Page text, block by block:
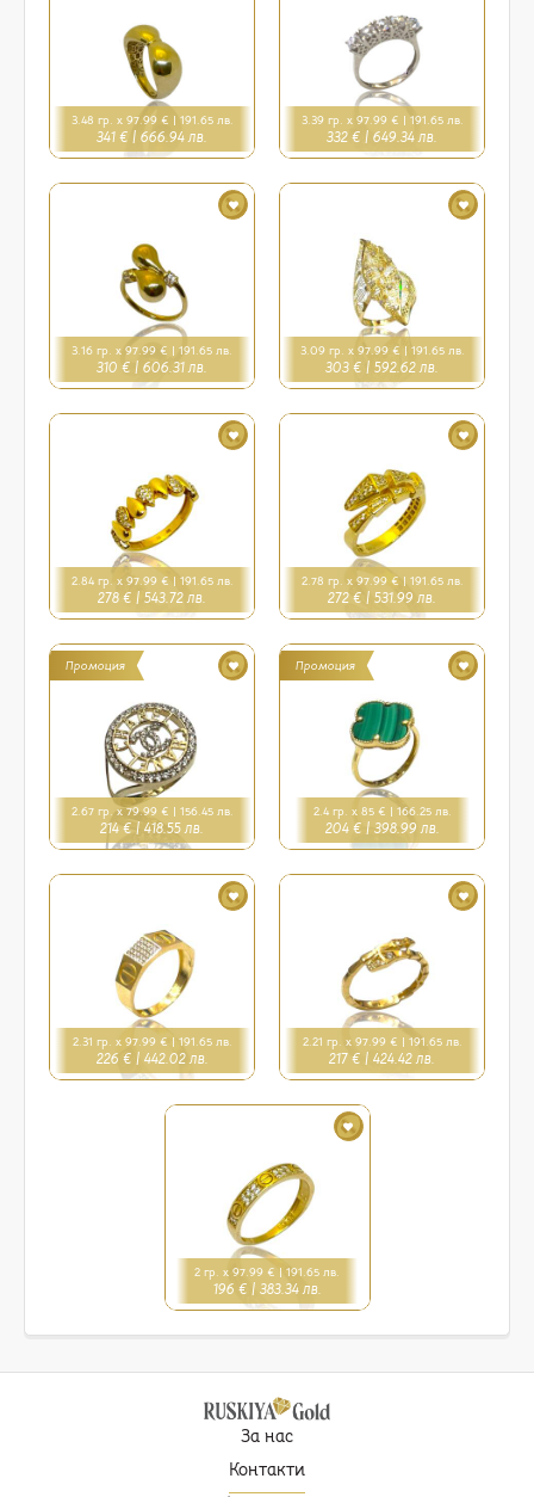
3.48 гр. x 97.99 € | 191.65 лв.
341 € | 666.94 лв.
3.39 гр. x 97.99 € | 191.65 лв.
332 € | 649.34 лв.
3.16 гр. x 97.99 € | 191.65 лв.
310 € | 606.31 лв.
3.09 гр. x 97.99 € | 191.65 лв.
303 € | 592.62 лв.
2.84 гр. x 97.99 € | 191.65 лв.
278 € | 543.72 лв.
2.78 гр. x 97.99 € | 191.65 лв.
272 € | 531.99 лв.
Промоция
2.67 гр. x 79.99 € | 156.45 лв.
214 € | 418.55 лв.
Промоция
2.4 гр. x 85 € | 166.25 лв.
204 € | 398.99 лв.
2.31 гр. x 97.99 € | 191.65 лв.
226 € | 442.02 лв.
2.21 гр. x 97.99 € | 191.65 лв.
217 € | 424.42 лв.
2 гр. x 97.99 € | 191.65 лв.
196 € | 383.34 лв.
За нас
Контакти